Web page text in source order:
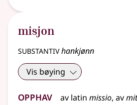
misjon
substantivhankjønn
Vis bøying
Opphav av latin missio, av